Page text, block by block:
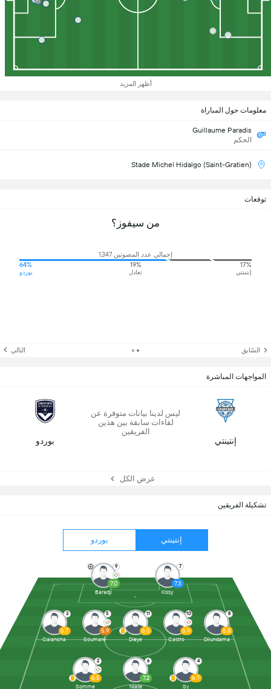
أظهر المزيد
تشكيلة الفريقين
إنتينتي بوردو
2
6.5
Somme
6
7.2
Niate
4
6.7
Sy
3
6.7
Calancha
5
5.9
Soumaré
11
6.5
Dieye
10
6.9
Castro
8
6.8
Dilundama
9
7.0
Baradji
7
7.3
Kissy
معلومات حول المباراة
Guillaume Paradis
الحكم
Stade Michel Hidalgo (Saint-Gratien)
توقعات
من سيفوز؟
إجمالي عدد المصوتين 1,347
17%
إنتينتي
19%
تعادل
64%
بوردو
السّابق التالي
المواجهات المباشرة
إنتينتي
ليس لدينا بيانات متوفرة عن
لقاءات سابقة بين هذين
الفريقين
بوردو
عرض الكل